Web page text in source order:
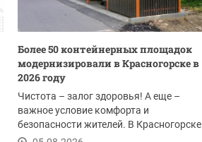
Более 50 контейнерных площадок
модернизировали в Красногорске в
2026 году
Чистота – залог здоровья! А еще –
важное условие комфорта и
безопасности жителей. В Красногорске
этим летом провели...